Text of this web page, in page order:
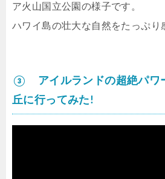
ア火山国立公園の様子です。
ハワイ島の壮大な自然をたっぷり
③ アイルランドの超絶パワ
丘に行ってみた!